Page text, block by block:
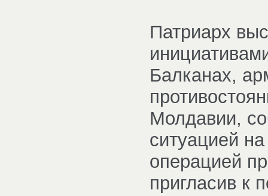
Патриарх
Балканах,
Молдавии,
ситуацией
операцией
пригласив к